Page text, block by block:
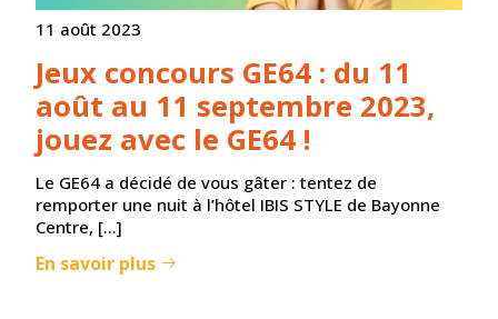
11 août 2023
Jeux concours GE64 : du 11
août au 11 septembre 2023,
jouez avec le GE64 !
Le GE64 a décidé de vous gâter : tentez de
remporter une nuit à l’hôtel IBIS STYLE de Bayonne
Centre, […]
En savoir plus